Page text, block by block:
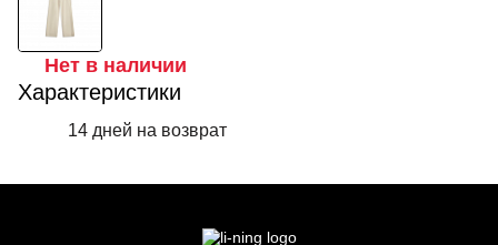
Нет в наличии
Характеристики
14 дней на возврат